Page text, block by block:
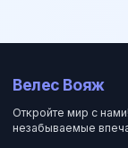
Велес Вояж
Откройте мир с
незабываемые